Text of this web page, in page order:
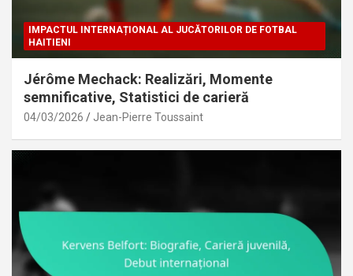
IMPACTUL INTERNAȚIONAL AL JUCĂTORILOR DE FOTBAL
HAITIENI
Jérôme Mechack: Realizări, Momente
semnificative, Statistici de carieră
04/03/2026 Jean-Pierre Toussaint